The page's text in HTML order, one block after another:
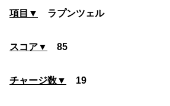
項目▼ ラプンツェル
スコア▼ 85
チャージ数▼ 19